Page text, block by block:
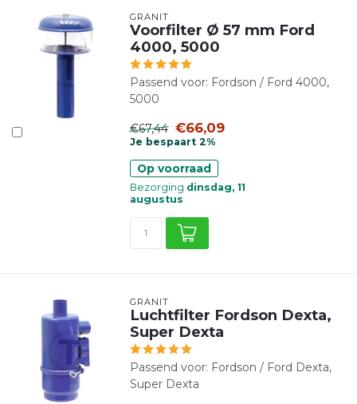
GRANIT
Voorfilter Ø 57 mm Ford
4000, 5000
Passend voor: Fordson / Ford 4000,
5000
€67,44 €66,09
Je bespaart 2%
Op voorraad
Bezorging dinsdag, 11
augustus
GRANIT
Luchtfilter Fordson Dexta,
Super Dexta
Passend voor: Fordson / Ford Dexta,
Super Dexta